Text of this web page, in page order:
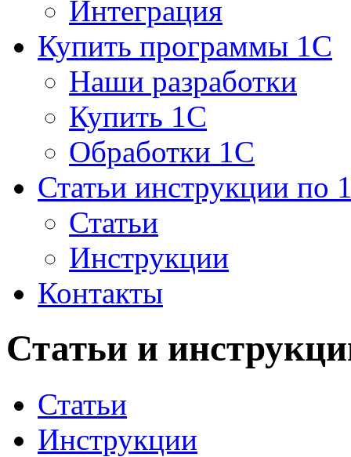
Интеграция
Купить программы 1С
Наши разработки
Купить 1С
Обработки 1С
Статьи инструкции по
Статьи
Инструкции
Контакты
Статьи и
Статьи
Инструкции